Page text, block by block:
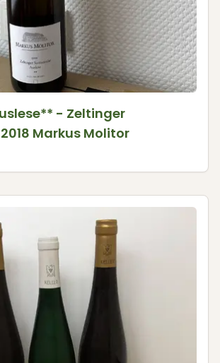
- Zeltinger
Markus Molitor